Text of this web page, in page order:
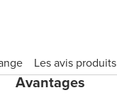
Les avis produits
Avantages